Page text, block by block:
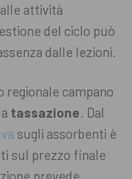
attività
del ciclo può
dalle lezioni.
regionale campano
tassazione. Dal
sugli assorbenti è
sul prezzo finale
prevede